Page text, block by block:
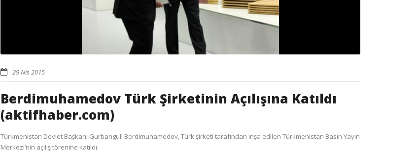
29 Nis 2015
Berdimuhamedov Türk Şirketinin Açılışına Katıldı
(aktifhaber.com)
Türkmenistan Devlet Başkanı Gurbanguli Berdimuhamedov, Türk şirketi tarafından inşa edilen Türkmenistan Basın Yayın
Merkezi’nin açılış törenine katıldı.